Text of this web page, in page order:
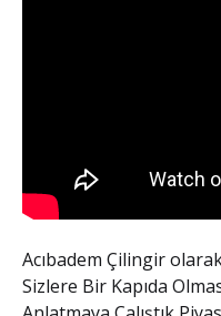
Acıbadem Çilingir
Sizlere Bir Kapıda